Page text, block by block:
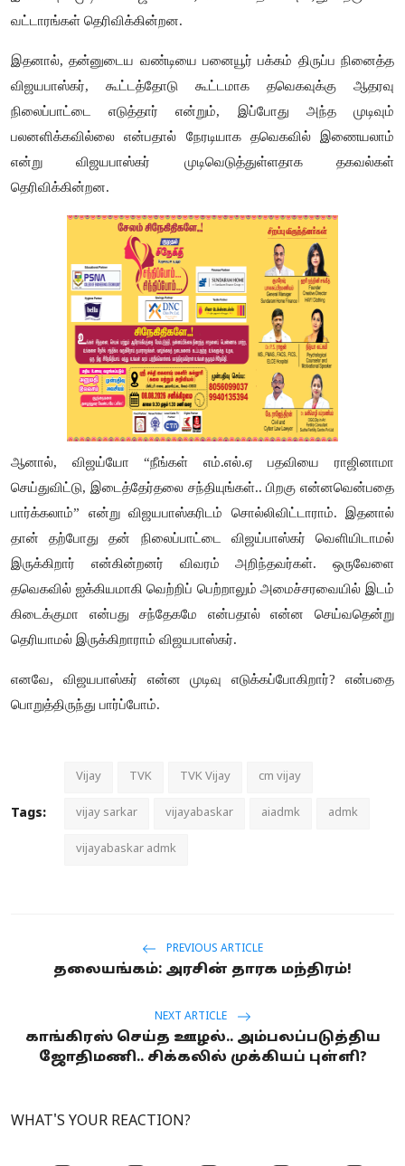
வட்டாரங்கள் தெரிவிக்கின்றன.
இதனால், தன்னுடைய வண்டியை பனையூர் பக்கம் திருப்ப நினைத்த
விஜயபாஸ்கர், கூட்டத்தோடு கூட்டமாக தவெகவுக்கு ஆதரவு
நிலைப்பாட்டை எடுத்தார் என்றும், இப்போது அந்த முடிவும்
பலனளிக்கவில்லை என்பதால் நேரடியாக தவெகவில் இணையலாம்
என்று விஜயபாஸ்கர் முடிவெடுத்துள்ளதாக தகவல்கள்
தெரிவிக்கின்றன.
ஆனால், விஜய்யோ “நீங்கள் எம்.எல்.ஏ பதவியை ராஜினாமா
செய்துவிட்டு, இடைத்தேர்தலை சந்தியுங்கள்.. பிறகு என்னவென்பதை
பார்க்கலாம்” என்று விஜயபாஸ்கரிடம் சொல்லிவிட்டாராம். இதனால்
தான் தற்போது தன் நிலைப்பாட்டை விஜய்பாஸ்கர் வெளியிடாமல்
இருக்கிறார் என்கின்றனர் விவரம் அறிந்தவர்கள். ஒருவேளை
தவெகவில் ஐக்கியமாகி வெற்றிப் பெற்றாலும் அமைச்சரவையில் இடம்
கிடைக்குமா என்பது சந்தேகமே என்பதால் என்ன செய்வதென்று
தெரியாமல் இருக்கிறாராம் விஜயபாஸ்கர்.
எனவே, விஜயபாஸ்கர் என்ன முடிவு எடுக்கப்போகிறார்? என்பதை
பொறுத்திருந்து பார்ப்போம்.
Tags:
Vijay TVK TVK Vijay cm vijay
vijay sarkar vijayabaskar aiadmk admk
vijayabaskar admk
PREVIOUS ARTICLE
தலையங்கம்: அரசின் தாரக மந்திரம்!
NEXT ARTICLE
காங்கிரஸ் செய்த ஊழல்.. அம்பலப்படுத்திய
ஜோதிமணி.. சிக்கலில் முக்கியப் புள்ளி?
WHAT'S YOUR REACTION?